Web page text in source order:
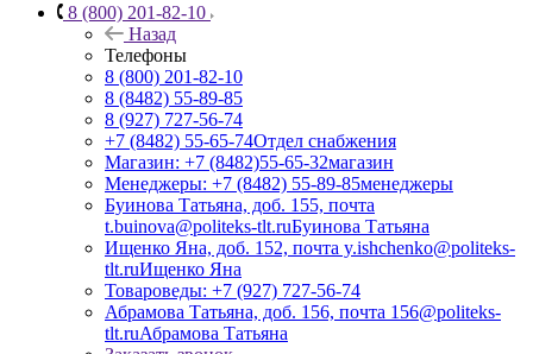
8 (800) 201-82-10
Назад
Телефоны
8 (800) 201-82-10
8 (8482) 55-89-85
8 (927) 727-56-74
+7 (8482) 55-65-74Отдел снабжения
Магазин: +7 (8482)55-65-32магазин
Менеджеры: +7 (8482) 55-89-85менеджеры
Буинова Татьяна, доб. 155, почта
t.buinova@politeks-tlt.ruБуинова Татьяна
Ищенко Яна, доб. 152, почта y.ishchenko@politeks-
tlt.ruИщенко Яна
Товароведы: +7 (927) 727-56-74
Абрамова Татьяна, доб. 156, почта 156@politeks-
tlt.ruАбрамова Татьяна